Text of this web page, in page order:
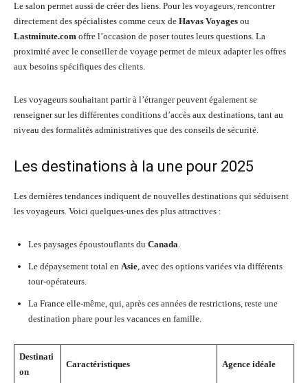
Le salon permet aussi de créer des liens. Pour les voyageurs, rencontrer
directement des spécialistes comme ceux de Havas Voyages ou
Lastminute.com offre l’occasion de poser toutes leurs questions. La
proximité avec le conseiller de voyage permet de mieux adapter les offres
aux besoins spécifiques des clients.
Les voyageurs souhaitant partir à l’étranger peuvent également se
renseigner sur les différentes conditions d’accès aux destinations, tant au
niveau des formalités administratives que des conseils de sécurité.
Les destinations à la une pour 2025
Les dernières tendances indiquent de nouvelles destinations qui séduisent
les voyageurs. Voici quelques-unes des plus attractives :
Les paysages époustouflants du Canada.
Le dépaysement total en Asie, avec des options variées via différents
tour-opérateurs.
La France elle-même, qui, après ces années de restrictions, reste une
destination phare pour les vacances en famille.
Destinati
on
Caractéristiques Agence idéale